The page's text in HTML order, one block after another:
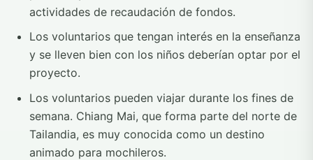
actividades de recaudación de fondos.
Los voluntarios que tengan interés en la enseñanza
y se lleven bien con los niños deberían optar por el
proyecto.
Los voluntarios pueden viajar durante los fines de
semana. Chiang Mai, que forma parte del norte de
Tailandia, es muy conocida como un destino
animado para mochileros.